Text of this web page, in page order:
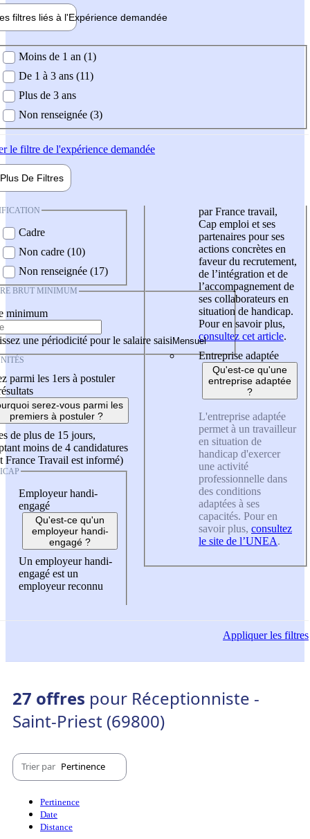
filtres liés à l'Expérience demandée
demandée
Moins de 1 an (1)
De 1 à 3 ans (11)
Plus de 3 ans
Non renseignée (3)
le filtre de l'expérience demandée
Plus De Filtres
Cadre
Non cadre (10)
Non renseignée (17)
BRUT MINIMUM
minimum
une périodicité pour le salaire saisi
parmi les 1ers à postuler
serez-vous parmi les
premiers à postuler ?
de plus de 15 jours,
moins de 4 candidatures
France Travail est informé)
Employeur handi-
engagé
Qu'est-ce qu'un
employeur handi-
engagé ?
Un employeur handi-
engagé est un
employeur reconnu
par France travail,
Cap emploi et ses
partenaires pour ses
actions concrètes en
faveur du recrutement,
de l’intégration et de
l’accompagnement de
ses collaborateurs en
situation de handicap.
Pour en savoir plus,
consultez cet article.
Entreprise adaptée
Qu'est-ce qu'une
entreprise adaptée
?
L'entreprise adaptée
permet à un travailleur
en situation de
handicap d'exercer
une activité
professionnelle dans
des conditions
adaptées à ses
capacités. Pour en
savoir plus, consultez
le site de l’UNEA.
Appliquerles filtres
27 offres pour Réceptionniste -
Saint-Priest (69800)
Trier par Pertinence
Pertinence
Date
Distance